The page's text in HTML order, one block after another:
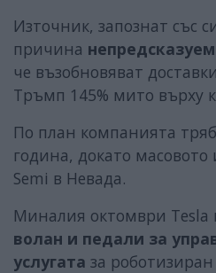
Източник, запознат със
причина
че възобновяват
Тръмп 145% мито върху
По план компанията
година, докато масовото
Semi в Невада.
Миналия октомври Tesla
волан и педали за
услугата за